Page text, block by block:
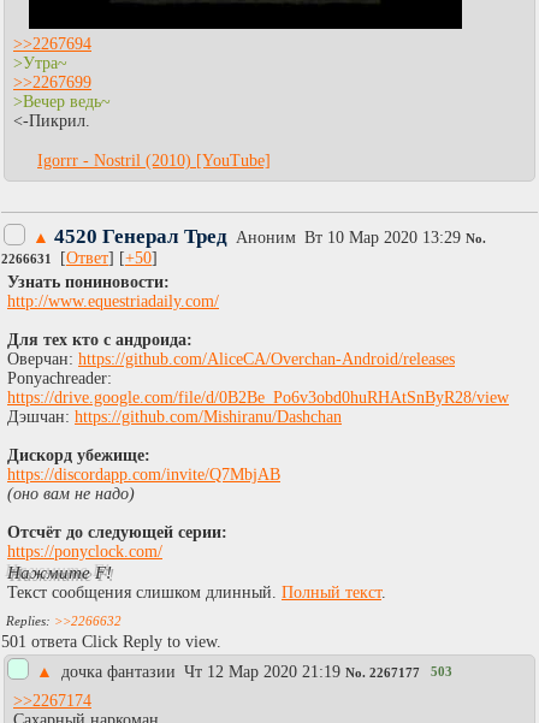
>>2267694
>Утра~
>>2267699
>Вечер ведь~
<-Пикрил.
Igorrr - Nostril (2010) [YouTube]
▲ 4520 Генерал Тред Аноним Вт 10 Мар 2020 13:29 No.
2266631
[Ответ] [+50]
Узнать пониновости:
http://www.equestriadaily.com/
Для тех кто с андроида:
Оверчан: https://github.com/AliceCA/Overchan-Android/releases
Ponyachreader:
https://drive.google.com/file/d/0B2Be_Po6v3obd0huRHAtSnByR28/view
Дэшчан: https://github.com/Mishiranu/Dashchan
Дискорд убежище:
https://discordapp.com/invite/Q7MbjAB
(оно вам не надо)
Отсчёт до следующей серии:
https://ponyclock.com/
Нажмите F!
Текст сообщения слишком длинный. Полный текст.
>>2266632
501 ответа Click Reply to view.
▲
дочка фантазии Чт 12 Мар 2020 21:19 No. 2267177 503
>>2267174